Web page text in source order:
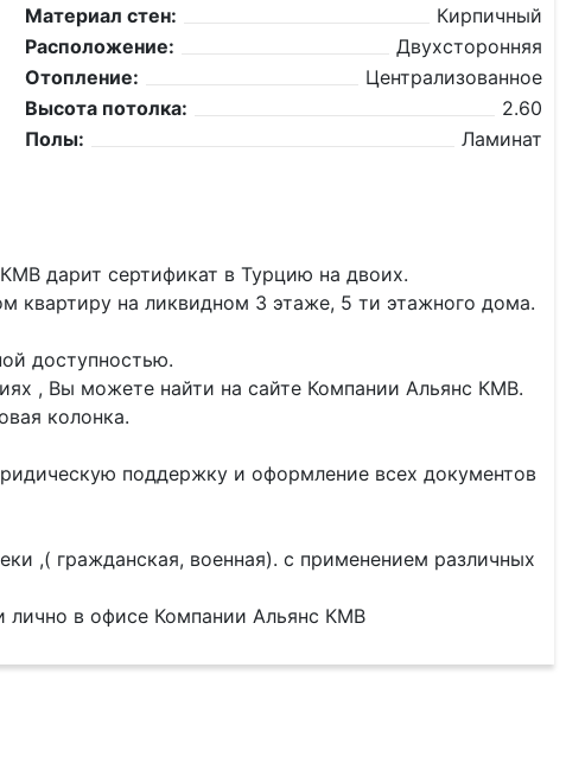
Материал стен:
Кирпичный
Расположение:
Двухсторонняя
Отопление:
Централизованное
Высота потолка:
2.60
Полы:
Ламинат
дарит сертификат в Турцию на двоих.
на ликвидном 3 этаже, 5 ти этажного дома.
доступностью.
, Вы можете найти на сайте Компании Альянс КМВ.
колонка.
поддержку и оформление всех документов
,( гражданская, военная). с применением различных
лично в офисе Компании Альянс КМВ